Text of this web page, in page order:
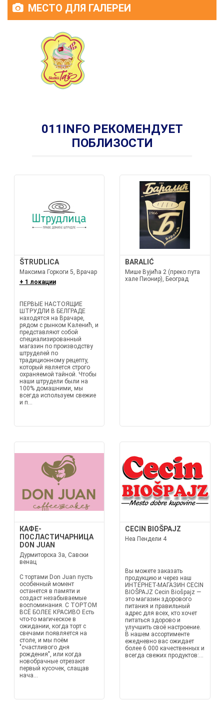
МЕСТО ДЛЯ ГАЛЕРЕИ
011INFO РЕКОМЕНДУЕТ
ПОБЛИЗОСТИ
ŠTRUDLICA
Максима Горкоги 5, Врачар
+ 1 локации
ПЕРВЫЕ НАСТОЯЩИЕ
ШТРУДЛИ В БЕЛГРАДЕ
находятся на Врачаре,
рядом с рынком Каленић, и
представляют собой
специализированный
магазин по производству
штруделей по
традиционному рецепту,
который является строго
охраняемой тайной. Чтобы
наши штрудели были на
100% домашними, мы
всегда используем свежие
и п...
BARALIĆ
Мише Вујића 2 (преко пута
хале Пионир), Београд
КАФЕ-
ПОСЛАСТИЧАРНИЦА
DON JUAN
Дурмиторска 3а, Савски
венац
С тортами Don Juan пусть
особенный момент
останется в памяти и
создаст незабываемые
воспоминания. С ТОРТОМ
ВСЁ БОЛЕЕ КРАСИВО Есть
что-то магическое в
ожидании, когда торт с
свечами появляется на
столе, и мы поём
"счастливого дня
рождения", или когда
новобрачные отрезают
первый кусочек, слащав
нача...
CECIN BIOŠPAJZ
Неа Пендели 4
Вы можете заказать
продукцию и через наш
ИНТЕРНЕТ-МАГАЗИН CECIN
BIOŠPAJZ Cecin Biošpajz —
это магазин здорового
питания и правильный
адрес для всех, кто хочет
питаться здорово и
улучшить своё настроение.
В нашем ассортименте
ежедневно вас ожидает
более 6 000 качественных и
всегда свежих продуктов:...